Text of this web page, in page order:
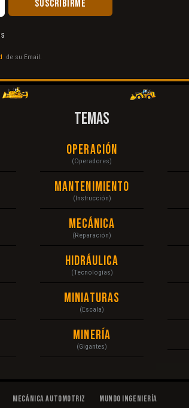
de su Email.
TEMAS
Operación
(Operadores)
Mantenimiento
(Instrucción)
Mecánica
(Reparación)
Hidráulica
(Tecnologías)
Miniaturas
(Escala)
Minería
(Gigantes)
Mecánica Automotriz Mundo Ingeniería